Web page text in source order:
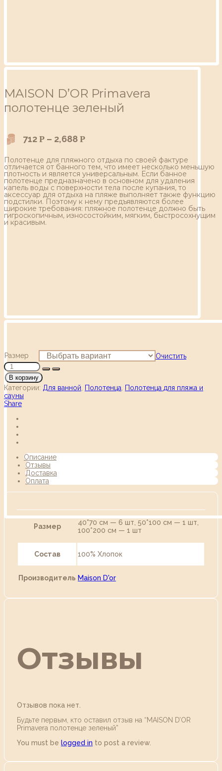
MAISON D’OR Primavera
полотенце зеленый
712 Р – 2,688 Р
Полотенце для пляжного отдыха по своей фактуре
отличается от банного тем, что имеет несколько меньшую
плотность и является универсальным. Если банное
полотенце предназначено в основном для удаления
капель воды с поверхности тела после купания, то
аксессуар для отдыха на пляже выполняет также функцию
подстилки. Поэтому к нему предъявляются более
широкие требования: пляжное полотенце должно быть
гигроскопичным, износостойким, мягким, быстросохнущим
и красивым.
Размер Очистить
В корзину
Категории: Для ванной Полотенца
Полотенца для пляжа и
сауны
Share
Описание
Отзывы
Доставка
Оплата
Размер
40*70 см — 6 шт, 50*100 см — 1 шт,
100*200 см — 1 шт
Состав 100% Хлопок
Производитель Maison D'or
Отзывы
Отзывов пока нет.
Будьте первым, кто оставил отзыв на “MAISON D’OR
Primavera полотенце зеленый”
You must be logged in to post a review.